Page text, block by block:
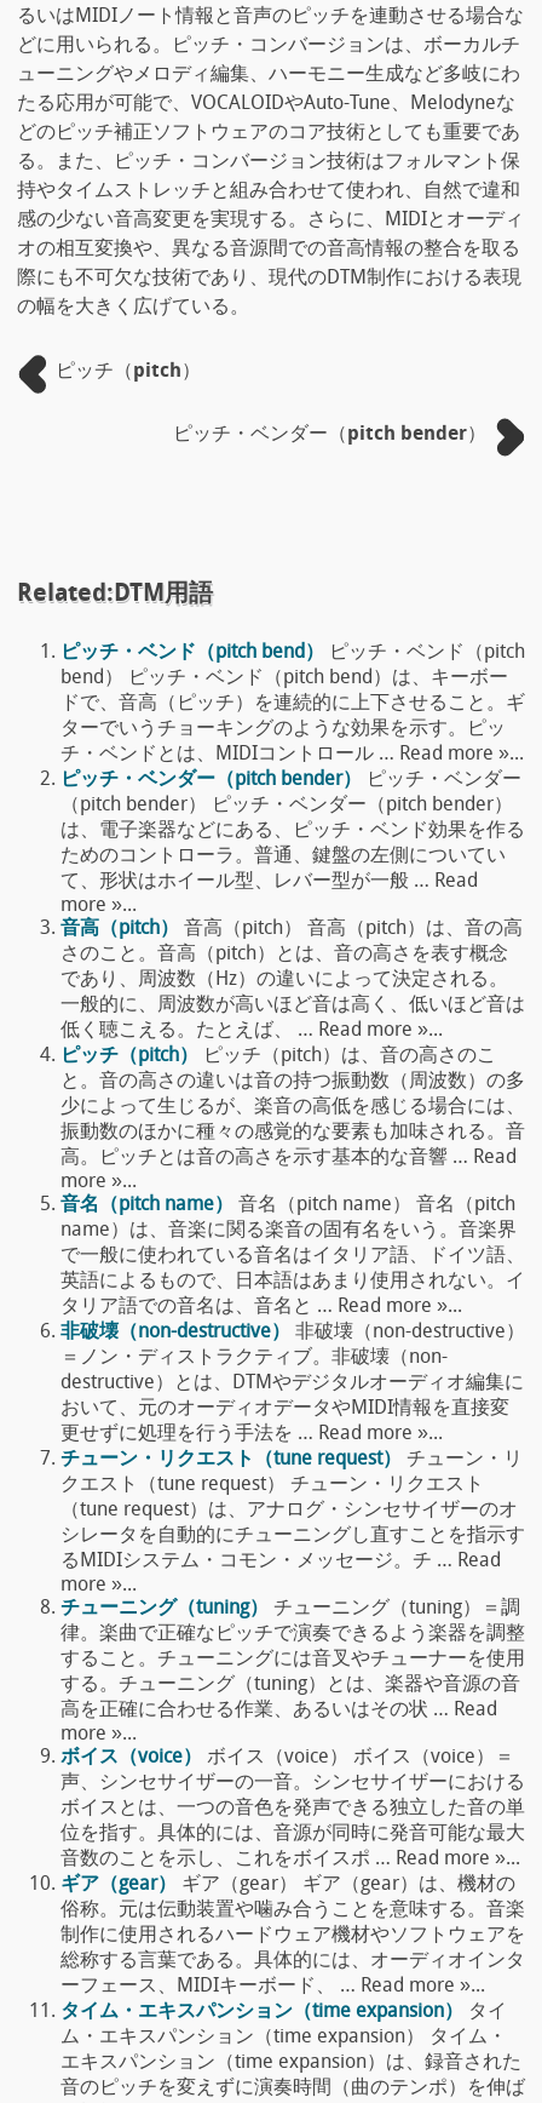
るいはMIDIノート情報と音声のピッチを連動させる場合な
どに用いられる。ピッチ・コンバージョンは、ボーカルチ
ューニングやメロディ編集、ハーモニー生成など多岐にわ
たる応用が可能で、VOCALOIDやAuto-Tune、Melodyneな
どのピッチ補正ソフトウェアのコア技術としても重要であ
る。また、ピッチ・コンバージョン技術はフォルマント保
持やタイムストレッチと組み合わせて使われ、自然で違和
感の少ない音高変更を実現する。さらに、MIDIとオーディ
オの相互変換や、異なる音源間での音高情報の整合を取る
際にも不可欠な技術であり、現代のDTM制作における表現
の幅を大きく広げている。
ピッチ（pitch）
ピッチ・ベンダー（pitch bender）
Related:DTM用語
ピッチ・ベンド（pitch bend）
ピッチ・ベンド（pitch
bend） ピッチ・ベンド（pitch bend）は、キーボー
ドで、音高（ピッチ）を連続的に上下させること。ギ
ターでいうチョーキングのような効果を示す。ピッ
チ・ベンドとは、MIDIコントロール … Read more »...
ピッチ・ベンダー（pitch bender）
ピッチ・ベンダー
（pitch bender） ピッチ・ベンダー（pitch bender）
は、電子楽器などにある、ピッチ・ベンド効果を作る
ためのコントローラ。普通、鍵盤の左側についてい
て、形状はホイール型、レバー型が一般 … Read
more »...
音高（pitch）
音高（pitch） 音高（pitch）は、音の高
さのこと。音高（pitch）とは、音の高さを表す概念
であり、周波数（Hz）の違いによって決定される。
一般的に、周波数が高いほど音は高く、低いほど音は
低く聴こえる。たとえば、 … Read more »...
ピッチ（pitch）
ピッチ（pitch）は、音の高さのこ
と。音の高さの違いは音の持つ振動数（周波数）の多
少によって生じるが、楽音の高低を感じる場合には、
振動数のほかに種々の感覚的な要素も加味される。音
高。ピッチとは音の高さを示す基本的な音響 … Read
more »...
音名（pitch name）
音名（pitch name） 音名（pitch
name）は、音楽に関る楽音の固有名をいう。音楽界
で一般に使われている音名はイタリア語、ドイツ語、
英語によるもので、日本語はあまり使用されない。イ
タリア語での音名は、音名と … Read more »...
非破壊（non-destructive）
非破壊（non-destructive）
＝ノン・ディストラクティブ。非破壊（non-
destructive）とは、DTMやデジタルオーディオ編集に
おいて、元のオーディオデータやMIDI情報を直接変
更せずに処理を行う手法を … Read more »...
チューン・リクエスト（tune request）
チューン・リ
クエスト（tune request） チューン・リクエスト
（tune request）は、アナログ・シンセサイザーのオ
シレータを自動的にチューニングし直すことを指示す
るMIDIシステム・コモン・メッセージ。チ … Read
more »...
チューニング（tuning）
チューニング（tuning）＝調
律。楽曲で正確なピッチで演奏できるよう楽器を調整
すること。チューニングには音叉やチューナーを使用
する。チューニング（tuning）とは、楽器や音源の音
高を正確に合わせる作業、あるいはその状 … Read
more »...
ボイス（voice）
ボイス（voice） ボイス（voice）＝
声、シンセサイザーの一音。シンセサイザーにおける
ボイスとは、一つの音色を発声できる独立した音の単
位を指す。具体的には、音源が同時に発音可能な最大
音数のことを示し、これをボイスポ … Read more »...
ギア（gear）
ギア（gear） ギア（gear）は、機材の
俗称。元は伝動装置や噛み合うことを意味する。音楽
制作に使用されるハードウェア機材やソフトウェアを
総称する言葉である。具体的には、オーディオインタ
ーフェース、MIDIキーボード、 … Read more »...
タイム・エキスパンション（time expansion）
タイ
ム・エキスパンション（time expansion） タイム・
エキスパンション（time expansion）は、録音された
音のピッチを変えずに演奏時間（曲のテンポ）を伸ば